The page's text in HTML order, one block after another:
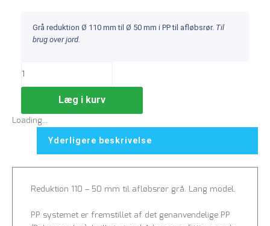
Grå reduktion Ø 110 mm til Ø 50 mm i PP til afløbsrør. Til
brug over jord.
Læg i kurv
Loading...
Yderligere beskrivelse
Reduktion 110 – 50 mm til afløbsrør grå. Lang model.
PP systemet er fremstillet af det genanvendelige PP